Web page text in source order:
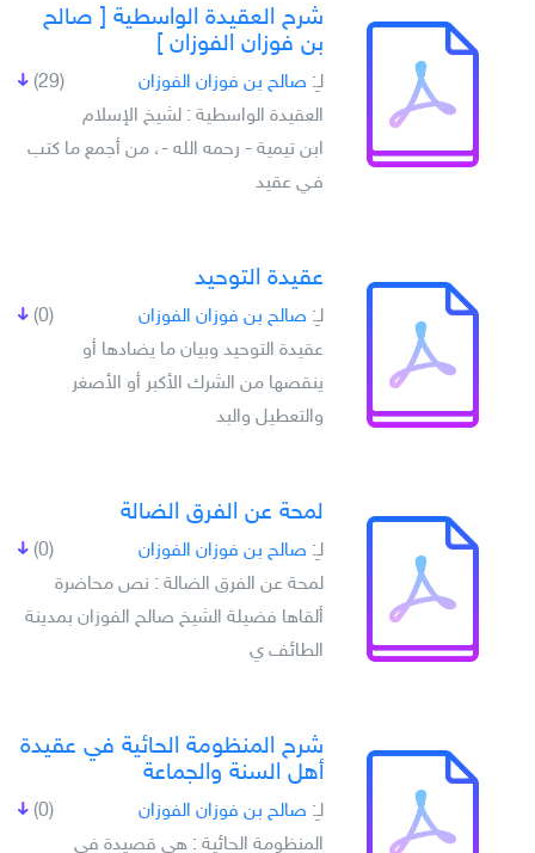
شرح العقيدة الواسطية [ صالح
بن فوزان الفوزان ]
(29) لـِ: صالح بن فوزان الفوزان
العقيدة الواسطية : لشيخ الإسلام
ابن تيمية - رحمه الله -، من أجمع ما كتب
فـي عقيد
عقيدة التوحيد
(0) لـِ: صالح بن فوزان الفوزان
عقيدة التوحيد وبيان ما يضادها أو
ينقصها من الشرك الأكبر أو الأصغر
والتعطيل والبد
لمحة عن الفرق الضالة
(0) لـِ: صالح بن فوزان الفوزان
لمحة عن الفرق الضالة : نص محاضرة
ألقاها فضيلة الشيخ صالح الفوزان بمدينة
الطائف ي
شرح المنظومة الحائية في عقيدة
أهل السنة والجماعة
(0) لـِ: صالح بن فوزان الفوزان
المنظومة الحائية : هي قصيدة في